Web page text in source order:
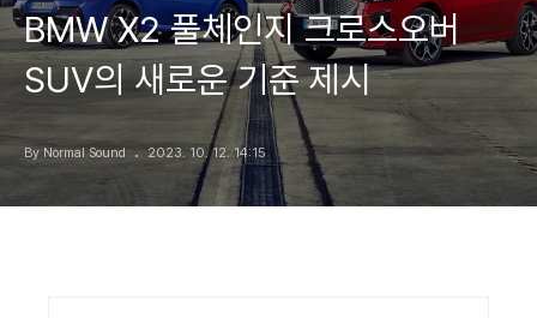
BMW X2 풀체인지 크로스오버
SUV의 새로운 기준 제시
By Normal Sound 2023. 10. 12. 14:15